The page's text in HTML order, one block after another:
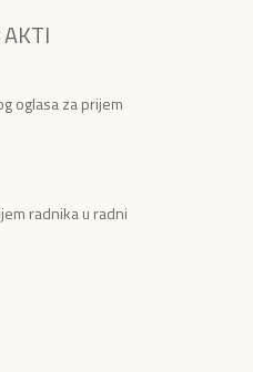
oglasa za prijem
radnika u radni